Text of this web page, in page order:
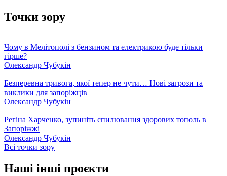
Точки зору
Чому в Мелітополі з бензином та електрикою буде тільки
гірше?
Олександр Чубукін
Безперевна тривога, якої тепер не чути… Нові загрози та
виклики для запоріжців
Олександр Чубукін
Регіна Харченко, зупиніть спилювання здорових тополь в
Запоріжжі
Олександр Чубукін
Всі точки зору
Наші інші проєкти